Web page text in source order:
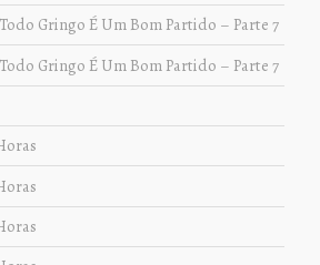
Gringo É Um Bom Partido – Parte 7
Gringo É Um Bom Partido – Parte 7